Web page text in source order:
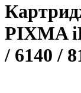
PIXMA
/ 6140 /